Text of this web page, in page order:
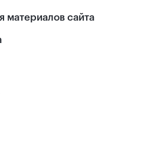
материалов сайта